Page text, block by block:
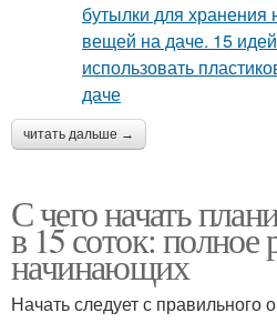
читать дальше →
С чего начать
в 15 соток: полное
начинающих
Начать следует с правильного